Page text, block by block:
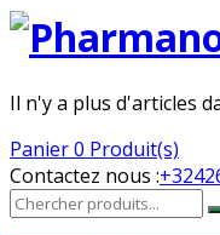
Il n'y a plus d'articles
Panier0 Produit(s)
Contactez nous :